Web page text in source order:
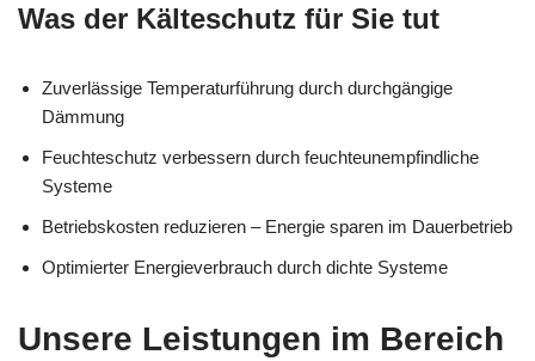
Was der Kälteschutz für Sie tut
Zuverlässige Temperaturführung durch durchgängige
Dämmung
Feuchteschutz verbessern durch feuchteunempfindliche
Systeme
Betriebskosten reduzieren – Energie sparen im Dauerbetrieb
Optimierter Energieverbrauch durch dichte Systeme
Unsere Leistungen im Bereich